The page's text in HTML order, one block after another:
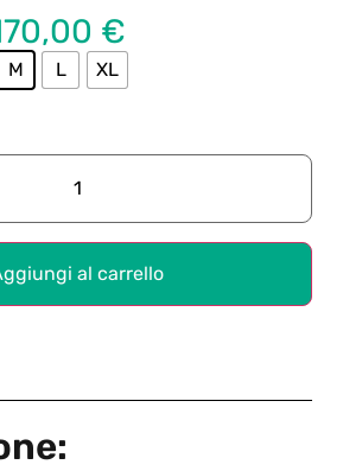
€
M L XL
al carrello